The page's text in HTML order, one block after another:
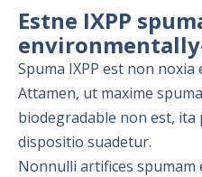
Estne IXPP
Spuma IXPP est non
Attamen, ut maxime
biodegradable non est,
dispositio suadetur.
Nonnulli artifices spumam